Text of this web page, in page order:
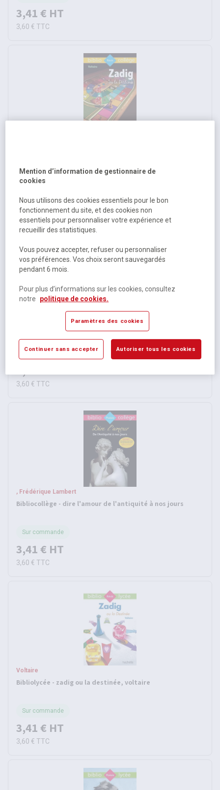
3,41 € HT
3,60 € TTC
Momentanément indisponible
3,60 € TTC
Bibliolycée - pauca meae (livre iv des contemplations),
3,60 € TTC
, Frédérique Lambert
Bibliocollège - dire l'amour de l'antiquité à nos jours
Sur commande
3,41 € HT
3,60 € TTC
Voltaire
Bibliolycée - zadig ou la destinée, voltaire
Sur commande
3,41 € HT
3,60 € TTC
Mention d’information de gestionnaire de
cookies
Nous utilisons des cookies essentiels pour le bon
fonctionnement du site, et des cookies non
essentiels pour personnaliser votre expérience et
recueillir des statistiques.
Vous pouvez accepter, refuser ou personnaliser
vos préférences. Vos choix seront sauvegardés
pendant 6 mois.
Pour plus d’informations sur les cookies, consultez
notre
politique de cookies.
Paramètres des cookies
Continuer sans accepter Autoriser tous les cookies